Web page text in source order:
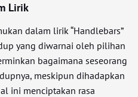
Lirik
dalam lirik “Handlebars”
yang diwarnai oleh pilihan
bagaimana seseorang
meskipun dihadapkan
ini menciptakan rasa